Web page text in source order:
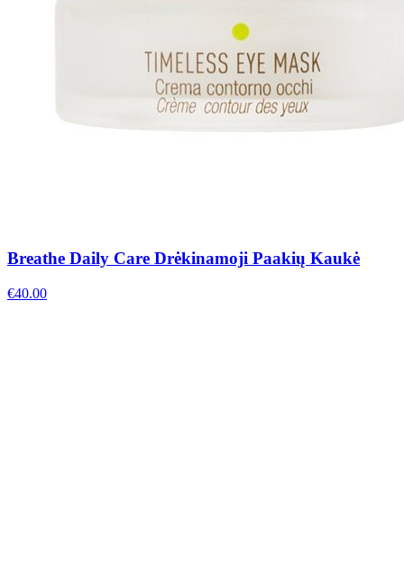
Breathe Daily Care Drėkinamoji Paakių Kaukė
€40.00